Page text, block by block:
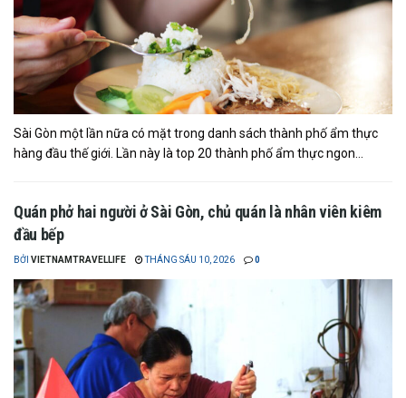
Sài Gòn một lần nữa có mặt trong danh sách thành phố ẩm thực
hàng đầu thế giới. Lần này là top 20 thành phố ẩm thực ngon...
Quán phở hai người ở Sài Gòn, chủ quán là nhân viên kiêm
đầu bếp
BỞI VIETNAMTRAVELLIFE THÁNG SÁU 10, 2026 0